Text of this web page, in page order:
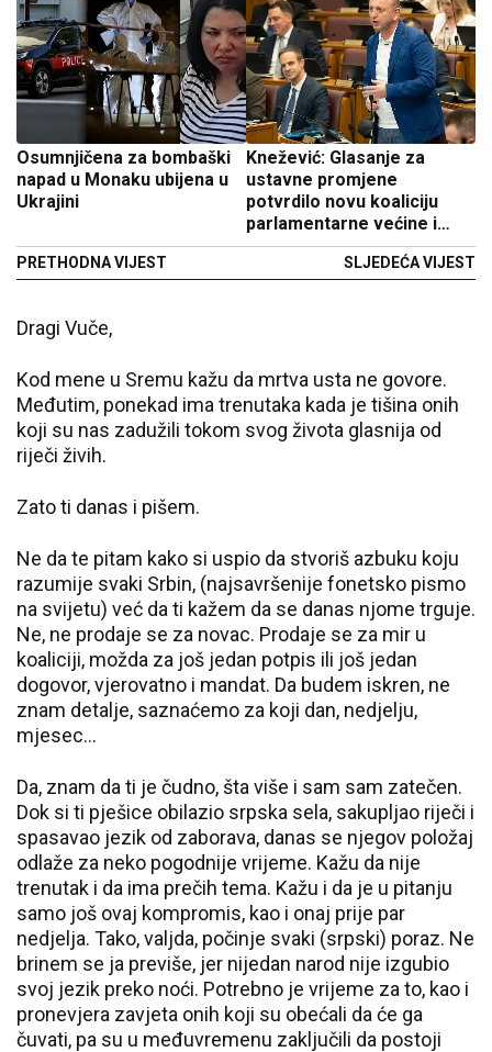
Osumnjičena za bombaški
napad u Monaku ubijena u
Ukrajini
PRETHODNA VIJEST
Knežević: Glasanje za
ustavne promjene
potvrdilo novu koaliciju
parlamentarne većine i
DPS-a
SLJEDEĆA VIJEST
Dragi Vuče,
Kod mene u Sremu kažu da mrtva usta ne govore.
Međutim, ponekad ima trenutaka kada je tišina onih
koji su nas zadužili tokom svog života glasnija od
riječi živih.
Zato ti danas i pišem.
Ne da te pitam kako si uspio da stvoriš azbuku koju
razumije svaki Srbin, (najsavršenije fonetsko pismo
na svijetu) već da ti kažem da se danas njome trguje.
Ne, ne prodaje se za novac. Prodaje se za mir u
koaliciji, možda za još jedan potpis ili još jedan
dogovor, vjerovatno i mandat. Da budem iskren, ne
znam detalje, saznaćemo za koji dan, nedjelju,
mjesec…
Da, znam da ti je čudno, šta više i sam sam zatečen.
Dok si ti pješice obilazio srpska sela, sakupljao riječi i
spasavao jezik od zaborava, danas se njegov položaj
odlaže za neko pogodnije vrijeme. Kažu da nije
trenutak i da ima prečih tema. Kažu i da je u pitanju
samo još ovaj kompromis, kao i onaj prije par
nedjelja. Tako, valjda, počinje svaki (srpski) poraz. Ne
brinem se ja previše, jer nijedan narod nije izgubio
svoj jezik preko noći. Potrebno je vrijeme za to, kao i
pronevjera zavjeta onih koji su obećali da će ga
čuvati, pa su u međuvremenu zaključili da postoji